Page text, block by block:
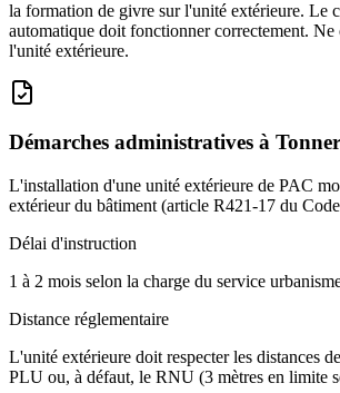
la formation de givre sur l'unité extérieure. Le
automatique doit fonctionner correctement. Ne
l'unité extérieure.
Démarches administratives à
L'installation d'une unité extérieure de PAC
extérieur du bâtiment (article R421-17 du
Délai d'instruction
1 à 2 mois selon la charge du service
Distance réglementaire
L'unité extérieure doit respecter les distances
PLU ou, à défaut, le RNU (3 mètres en limite